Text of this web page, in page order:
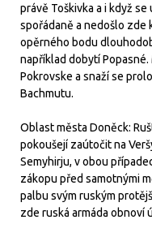
právě Toškivka a i když
spořádaně a nedošlo zde
opěrného bodu
například dobytí
Pokrovske a snaží se
Bachmutu.
Oblast města Doněck:
pokoušejí zaútočit na
Semyhirju, v obou
zákopu před samotnými
palbu svým ruským
zde ruská armáda obnoví